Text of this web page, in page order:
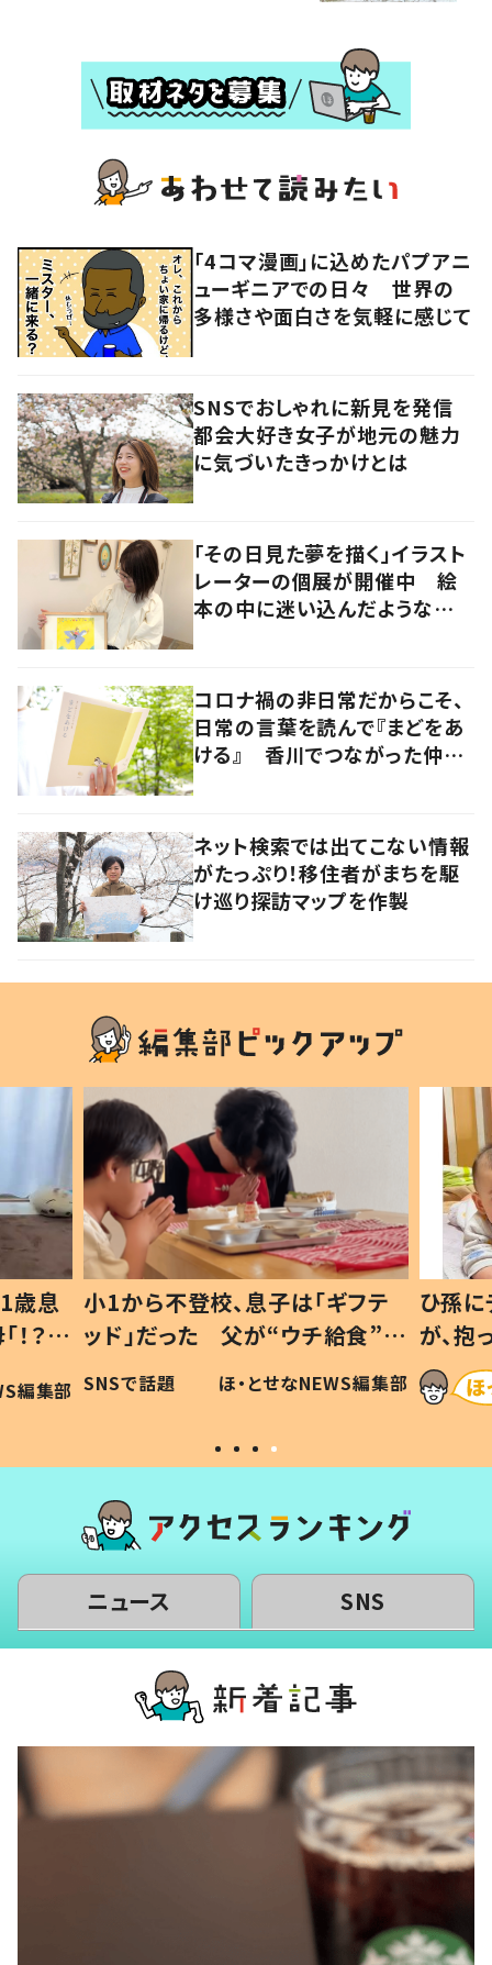
「4コマ漫画」に込めたパプアニ
ューギニアでの日々 世界の
多様さや面白さを気軽に感じて
SNSでおしゃれに新見を発信
都会大好き女子が地元の魅力
に気づいたきっかけとは
「その日見た夢を描く」イラスト
レーターの個展が開催中 絵
本の中に迷い込んだような想
コロナ禍の非日常だからこそ、
日常の言葉を読んで『まどをあ
ける』 香川でつながった仲間
ネット検索では出てこない情報
がたっぷり！移住者がまちを駆
け巡り探訪マップを作製
歳息
？」
編集部
小1から不登校、息子は「ギフテ
ッド」だった 父が“ウチ給食”を
作り続ける理由とは #令和の親
#令和の子
SNSで話題 ほ・とせなNEWS編集部
ひ孫
が、
「涙が
い」
ニュース SNS